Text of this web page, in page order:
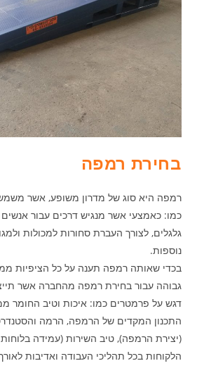
בחירת רמפה
רמפה היא סוג של מדרון משופע, אשר
כמו: כאמצעי אשר מנגיש דרכים עבור
גלגלים, לצורך העברת סחורות למכולות
נוספות.
בכדי שאותה רמפה תענה על כל הציפיות
גבוהה עבור בחירת רמפה מהחברה אשר
דגש על פרמטרים כמו: איכות וטיב החומר
התכנון המקדים של הרמפה, הרמה
(יצירת הרמפה), טיב השירות (עמידה בלוחות
הלקוחות בכל תהליכי העבודה ואדיבות